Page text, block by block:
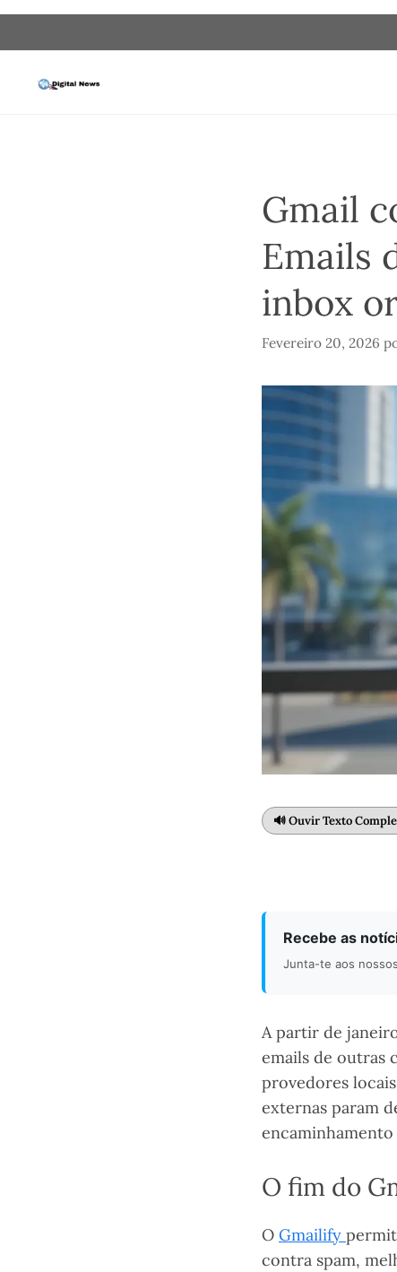
para
Gmail
Emails
inbox
Fevereiro 20, 2026
🔊 Ouvir Texto
Recebe as
Junta-te aos
A partir de
emails de outras
provedores
externas param
O fim do
O Gmailify
contra spam,